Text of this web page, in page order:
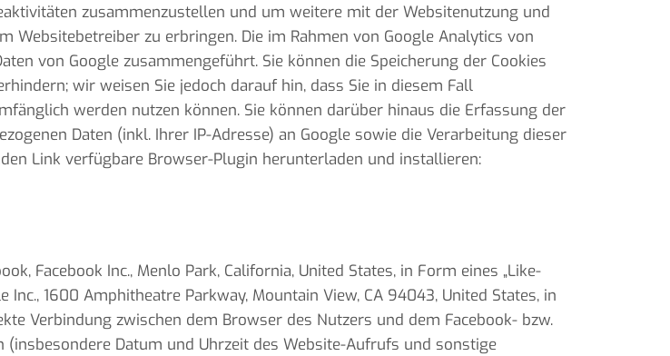
zusammenzustellen und um weitere mit der Websitenutzung und
zu erbringen. Die im Rahmen von Google Analytics von
von Google zusammengeführt. Sie können die Speicherung der Cookies
wir weisen Sie jedoch darauf hin, dass Sie in diesem Fall
werden nutzen können. Sie können darüber hinaus die Erfassung der
Daten (inkl. Ihrer IP-Adresse) an Google sowie die Verarbeitung dieser
Link verfügbare Browser-Plugin herunterladen und installieren:
Facebook Inc., Menlo Park, California, United States, in Form eines „Like-
1600 Amphitheatre Parkway, Mountain View, CA 94043, United States, in
Verbindung zwischen dem Browser des Nutzers und dem Facebook- bzw.
Datum und Uhrzeit des Website-Aufrufs und sonstige